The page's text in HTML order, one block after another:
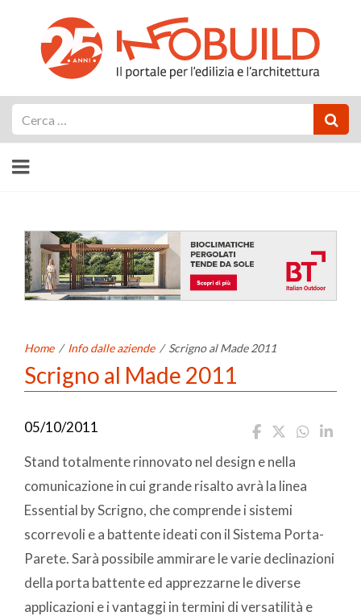
Home / Info dalle aziende / Scrigno al Made 2011
Scrigno al Made 2011
05/10/2011
Stand totalmente rinnovato nel design e nella
comunicazione in cui grande risalto avrà la linea
Essential by Scrigno, che comprende i sistemi
scorrevoli e a battente ideati con il Sistema Porta-
Parete. Sarà possibile ammirare le varie declinazioni
della porta battente ed apprezzarne le diverse
applicazioni e i vantaggi in termini di versatilità e